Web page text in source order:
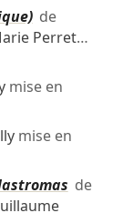
de
Perret…
mise en
mise en
de